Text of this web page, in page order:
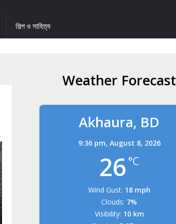
শিল্প ও সাহিত্য
Weather Forecast
Akhaura, BD
9:36 pm, August 8, 2026
26 °C
Wind Gust: 18 mph
Clouds: 7%
Visibility: 10 km